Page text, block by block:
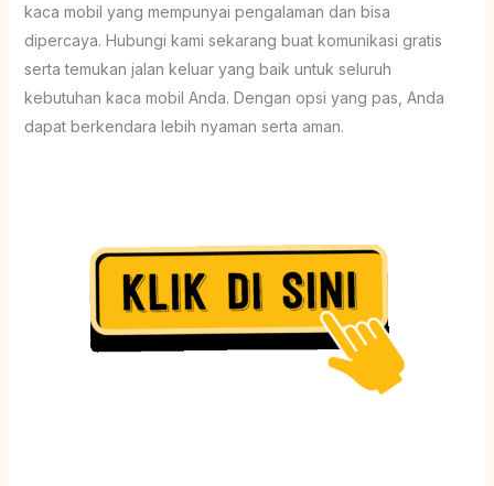
kaca mobil yang mempunyai pengalaman dan bisa
dipercaya. Hubungi kami sekarang buat komunikasi gratis
serta temukan jalan keluar yang baik untuk seluruh
kebutuhan kaca mobil Anda. Dengan opsi yang pas, Anda
dapat berkendara lebih nyaman serta aman.